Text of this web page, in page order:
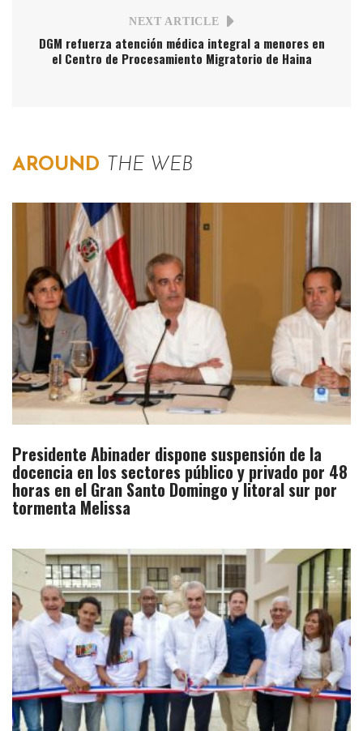
NEXT ARTICLE
DGM refuerza atención médica integral a menores en
el Centro de Procesamiento Migratorio de Haina
AROUND THE WEB
Presidente Abinader dispone suspensión de la
docencia en los sectores público y privado por 48
horas en el Gran Santo Domingo y litoral sur por
tormenta Melissa